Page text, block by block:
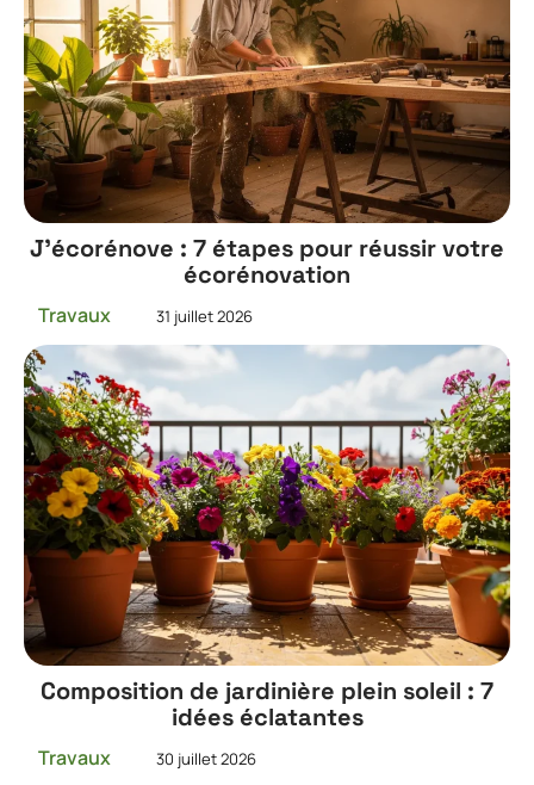
J’écorénove : 7 étapes pour réussir votre
écorénovation
Travaux 31 juillet 2026
Composition de jardinière plein soleil : 7
idées éclatantes
Travaux 30 juillet 2026